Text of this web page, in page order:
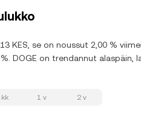
KES, se on noussut 2,00 %
DOGE on trendannut alaspäin,
1 v 2 v